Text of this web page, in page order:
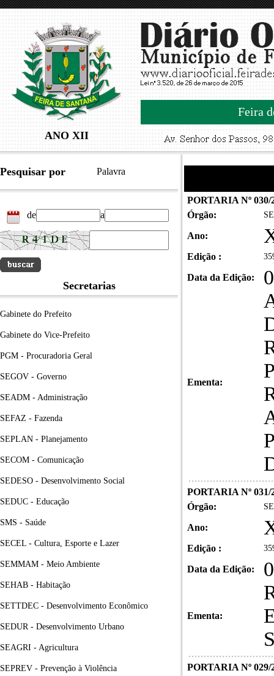
ANO XII
Feira
Pesquisar por Palavra
de a
Secretarias
Gabinete do Prefeito
Gabinete do Vice-Prefeito
PGM - Procuradoria Geral
SEGOV - Governo
SEADM - Administração
SEFAZ - Fazenda
SEPLAN - Planejamento
SECOM - Comunicação
SEDESO - Desenvolvimento Social
SEDUC - Educação
SMS - Saúde
SECEL - Cultura, Esporte e Lazer
SEMMAM - Meio Ambiente
SEHAB - Habitação
SETTDEC - Desenvolvimento Econômico
SEDUR - Desenvolvimento Urbano
SEAGRI - Agricultura
SEPREV - Prevenção à Violência
PORTARIA Nº
Órgão:
Ano:
Edição :
Data da Edição:
Ementa:
PORTARIA Nº 031/
Órgão:
Ano:
Edição :
Data da Edição:
Ementa:
PORTARIA Nº 029/